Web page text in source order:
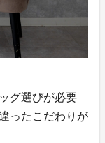
グ選びが必要
ったこだわりが